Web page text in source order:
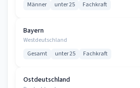
Männer unter 25 Fachkraft
Bayern
Westdeutschland
Gesamt unter 25 Fachkraft
Ostdeutschland